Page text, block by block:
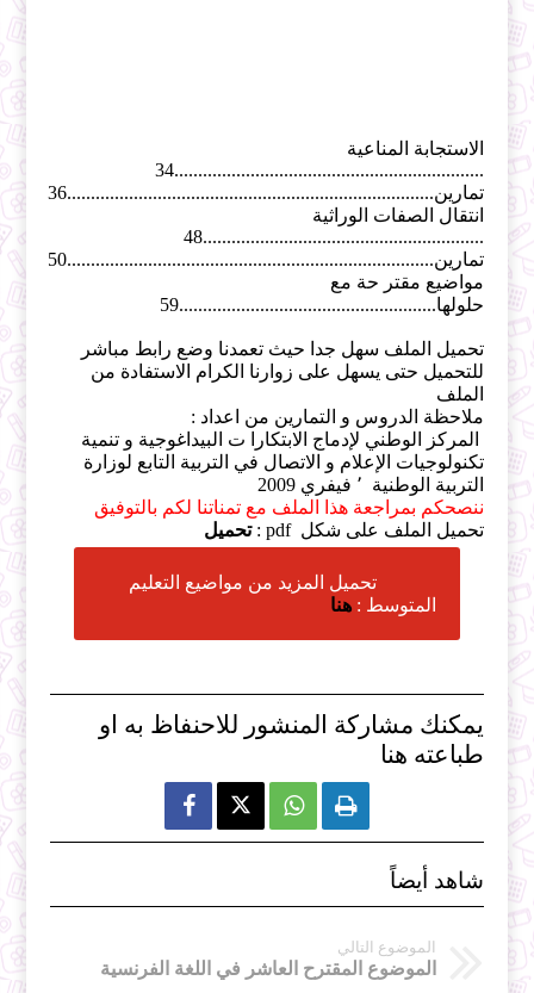
الاستجابة المناعية
.................................................................34
تمارين.............................................................................36
انتقال الصفات الوراثية
...........................................................48
تمارين.............................................................................50
مواضيع مقتر حة مع
حلولها......................................................59
تحميل الملف سهل جدا حيث تعمدنا وضع رابط مباشر
للتحميل حتى يسهل على زوارنا الكرام الاستفادة من
الملف
ملاحظة الدروس و التمارين من اعداد :
المركز الوطني لإدماج الابتكارا ت البيداغوجية و تنمية
تكنولوجيات الإعلام و الاتصال في التربية التابع لوزارة
التربية الوطنية ٬ فيفري 2009
ننصحكم بمراجعة هذا الملف مع تمناتنا لكم بالتوفيق
تحميل الملف على شكل pdf :
تحميل
تحميل المزيد من مواضيع التعليم
المتوسط :هنا
يمكنك مشاركة المنشور للاحنفاظ به او
طباعته هنا
  
شاهد أيضاً
الموضوع التالي
الموضوع المقترح العاشر في اللغة الفرنسية